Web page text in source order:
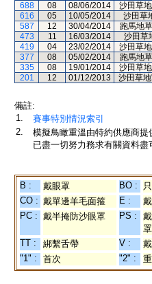
688
08 08/06/2014 沙田草
616
05 10/05/2014 沙田草
587
12 30/04/2014 跑馬地
473
11 16/03/2014 沙田草
419
04 23/02/2014 沙田草
377
08 05/02/2014 跑馬地
335
08 19/01/2014 沙田草
201
12 01/12/2013 沙田草
備註:
1.
賽事特別情況索引
2.
模擬鳥瞰重溫由特約供應商
已盡一切努力務求有關資料
B : 戴眼罩 BO :
CO : 戴單邊羊毛面箍 E :
PC : 戴半掩防沙眼罩 PS :
罩
TT : 綁繫舌帶 V :
"1" :
首次 "2" :